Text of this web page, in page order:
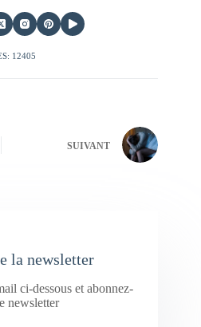
12405
SUIVANT
la newsletter
ci-dessous et abonnez-
newsletter